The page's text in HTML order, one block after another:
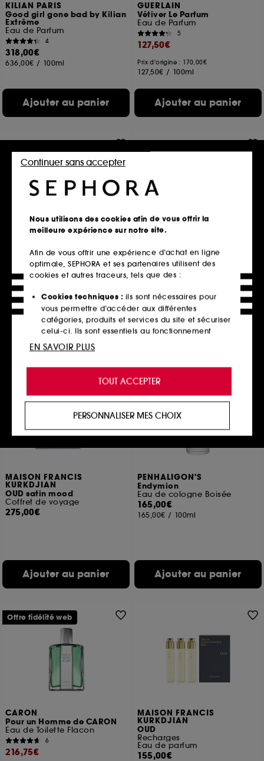
KILIAN PARIS
Good girl gone bad by Kilian
Extrême
Eau de Parfum
4
318,00€
636,00€ / 100ml
Ajouter au panier
GUERLAIN
Vétiver Le Parfum
Eau de Parfum
5
127,50€
Prix d'origine : 170,00€
127,50€ / 100ml
Ajouter au panier
HISTOIRE D'ORGEAT
EAU DE PARFUM
144
À partir de 102,00€
204,00€ 100ml
2 contenances disponibles
Ajouter au panier
Eros
Coffret Parfum
5
162,00€
Ajouter au panier
MAISON FRANCIS
KURKDJIAN
OUD satin mood
Coffret de voyage
275,00€
Ajouter au panier
PENHALIGON'S
Endymion
Eau de cologne Boisée
165,00€
165,00€ / 100ml
Ajouter au panier
CARON
Pour un Homme de CARON
Eau de Toilette Flacon
6
216,75€
Offre fidélité web
MAISON FRANCIS
KURKDJIAN
OUD
Recharges
Eau de parfum
155,00€
Nous utilisons des cookies afin de vous offrir la
meilleure expérience sur notre site.
Afin de vous offrir une expérience d’achat en ligne
optimale, SEPHORA et ses partenaires utilisent des
cookies et autres traceurs, tels que des :
Cookies techniques : ils sont nécessaires pour
vous permettre d’accéder aux différentes
catégories, produits et services du site et sécuriser
celui-ci. Ils sont essentiels au fonctionnement
technique du site et ne peuvent être désactivés.
de vous offrir une expérience enrichie et
personnalisée en vous recommandant des
produits, des services et des contenus qui
proposer des offres promotionnelles adaptées à
votre profil.
Cookies réseaux sociaux et publicité :ils sont
de vous plaire via des publicités, y compris sur des
sites tiers et sur les réseaux sociaux, sur la base
des pages que vous avez consultées, de votre
navigation, et de l'historique de vos interactions.
d’en améliorer la performance.
Cookies de sécurisation des paiements en ligne :
fraudes aux moyens de paiement et les
usurpations d’identité.
Cookies fonctionnels :
il s’agit de cookies
permettant l’affichage et/ou la fourniture de
certaines fonctionnalités du site, tel que les
cookies d’authentification qui sont utilisés afin de
vous faire bénéficier de l’authentification
compte lors de votre prochaine visite sur le site
sans saisir à nouveau votre identifiant et mot de
passe.
TOUT ACCEPTER
Continuer sans accepter
PERSONNALISER MES CHOIX
EN SAVOIR PLUS